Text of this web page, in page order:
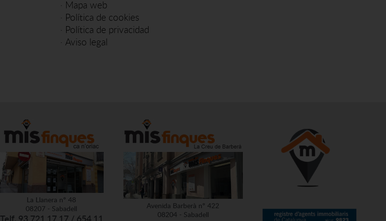
· Mapa web
· Política de cookies
· Política de privacidad
· Aviso legal
La Llanera nº 48
08207 - Sabadell
Telf. 93 721 17 17 / 654 11
Avenida Barberà nº 422
08204 - Sabadell